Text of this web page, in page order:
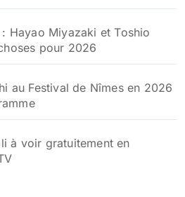
Hayao Miyazaki et Toshio
pour 2026
au Festival de Nîmes en 2026
à voir gratuitement en